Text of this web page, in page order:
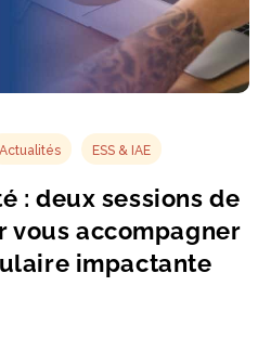
Actualités ESS & IAE
: deux sessions de
vous accompagner
impactante